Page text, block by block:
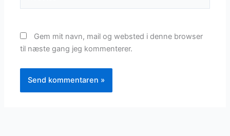
Gem mit navn, mail og websted i denne browser
til næste gang jeg kommenterer.